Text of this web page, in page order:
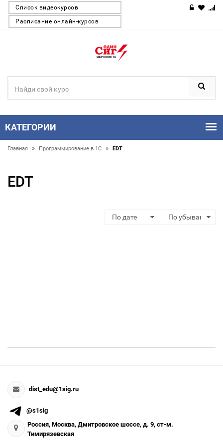
Список видеокурсов
Расписание онлайн-курсов
КАТЕГОРИИ
Главная » Программирование в 1С » EDT
EDT
dist_edu@1sig.ru
@s1sig
Россия, Москва, Дмитровское шоссе, д. 9, ст-м.
Тимирязевская